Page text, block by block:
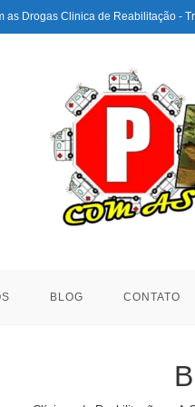
as Drogas Clinica de Reabilitação -
BLOG CONTATO